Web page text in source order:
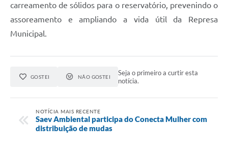
carreamento de sólidos para o reservatório, prevenindo o
assoreamento e ampliando a vida útil da Represa
Municipal.
GOSTEI NÃO GOSTEI
Seja o primeiro a curtir esta
notícia.
NOTÍCIA MAIS RECENTE
Saev Ambiental participa do Conecta Mulher com
distribuição de mudas